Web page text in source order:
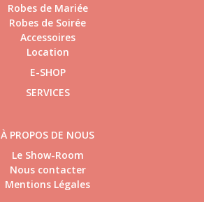
Robes de Mariée
Robes de Soirée
Accessoires
Location
E-SHOP
SERVICES
À PROPOS DE NOUS
Le Show-Room
Nous contacter
Mentions Légales